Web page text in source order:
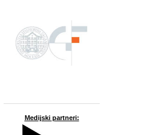
Medijski partneri: